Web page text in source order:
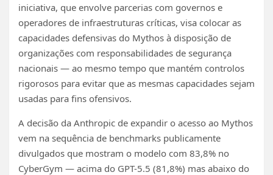
iniciativa, que envolve parcerias com governos e
operadores de infraestruturas críticas, visa colocar as
capacidades defensivas do Mythos à disposição de
organizações com responsabilidades de segurança
nacionais — ao mesmo tempo que mantém controlos
rigorosos para evitar que as mesmas capacidades sejam
usadas para fins ofensivos.
A decisão da Anthropic de expandir o acesso ao Mythos
vem na sequência de benchmarks publicamente
divulgados que mostram o modelo com 83,8% no
CyberGym — acima do GPT-5.5 (81,8%) mas abaixo do